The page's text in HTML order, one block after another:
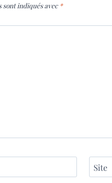
sont indiqués avec *
Site